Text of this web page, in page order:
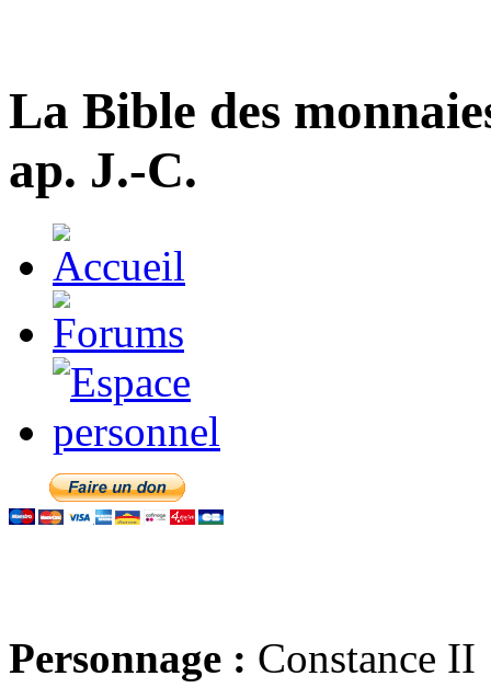
La Bible des
ap. J.-C.
Personnage : Constance II